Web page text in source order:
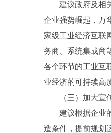
建议政府及相
企业强势崛起，万
家级工业经济互联
务商、系统集成商
各个环节的工业互
业经济的可持续高
（三）加大
建议根据企业
造条件，提前规划